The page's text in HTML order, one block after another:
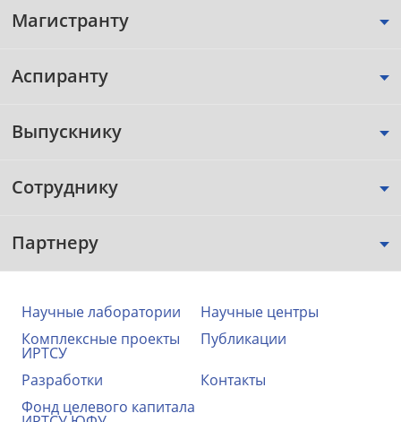
Магистранту
Аспиранту
Выпускнику
Сотруднику
Партнеру
Научные лаборатории
Научные центры
Комплексные проекты
ИРТСУ
Публикации
Разработки
Контакты
Фонд целевого капитала